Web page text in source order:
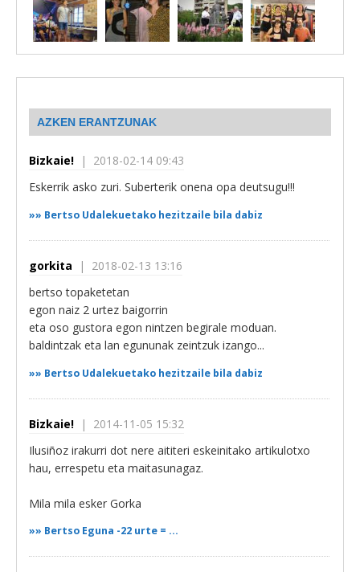
AZKEN ERANTZUNAK
Bizkaie! | 2018-02-14 09:43
Eskerrik asko zuri. Suberterik onena opa deutsugu!!!
»» Bertso Udalekuetako hezitzaile bila dabiz
gorkita | 2018-02-13 13:16
bertso topaketetan
egon naiz 2 urtez baigorrin
eta oso gustora egon nintzen begirale moduan.
baldintzak eta lan egununak zeintzuk izango...
»» Bertso Udalekuetako hezitzaile bila dabiz
Bizkaie! | 2014-11-05 15:32
Ilusiñoz irakurri dot nere aititeri eskeinitako artikulotxo
hau, errespetu eta maitasunagaz.
Mila mila esker Gorka
»» Bertso Eguna -22 urte = ...